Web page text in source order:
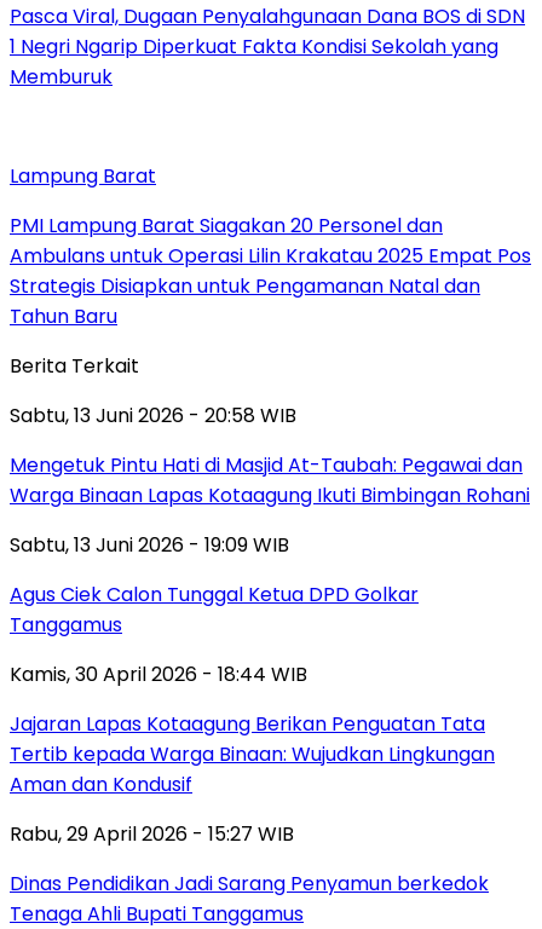
Pasca Viral, Dugaan Penyalahgunaan Dana BOS di SDN
1 Negri Ngarip Diperkuat Fakta Kondisi Sekolah yang
Memburuk
Lampung Barat
PMI Lampung Barat Siagakan 20 Personel dan
Ambulans untuk Operasi Lilin Krakatau 2025 Empat Pos
Strategis Disiapkan untuk Pengamanan Natal dan
Tahun Baru
Berita Terkait
Sabtu, 13 Juni 2026 - 20:58 WIB
Mengetuk Pintu Hati di Masjid At-Taubah: Pegawai dan
Warga Binaan Lapas Kotaagung Ikuti Bimbingan Rohani
Sabtu, 13 Juni 2026 - 19:09 WIB
Agus Ciek Calon Tunggal Ketua DPD Golkar
Tanggamus
Kamis, 30 April 2026 - 18:44 WIB
Jajaran Lapas Kotaagung Berikan Penguatan Tata
Tertib kepada Warga Binaan: Wujudkan Lingkungan
Aman dan Kondusif
Rabu, 29 April 2026 - 15:27 WIB
Dinas Pendidikan Jadi Sarang Penyamun berkedok
Tenaga Ahli Bupati Tanggamus